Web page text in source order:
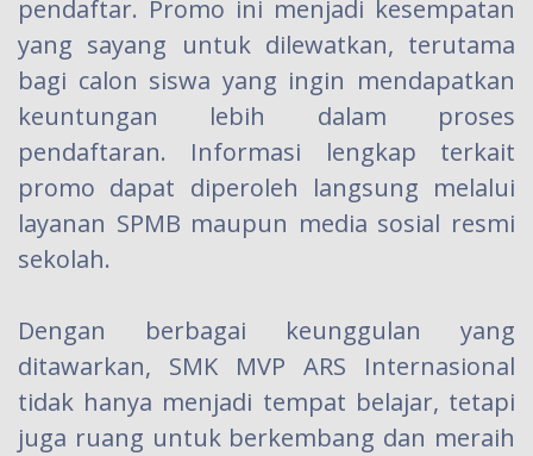
pendaftar. Promo ini menjadi kesempatan
yang sayang untuk dilewatkan, terutama
bagi calon siswa yang ingin mendapatkan
keuntungan lebih dalam proses
pendaftaran. Informasi lengkap terkait
promo dapat diperoleh langsung melalui
layanan SPMB maupun media sosial resmi
sekolah.
Dengan berbagai keunggulan yang
ditawarkan, SMK MVP ARS Internasional
tidak hanya menjadi tempat belajar, tetapi
juga ruang untuk berkembang dan meraih